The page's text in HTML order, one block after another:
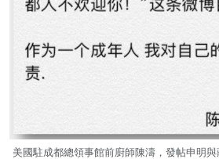
美國駐成都總領事館前廚師陳濤，發帖申明